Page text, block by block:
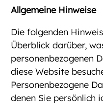
Allgemeine Hinweise
Die folgenden
Überblick darüber,
personenbezogenen
diese Website
Personenbezogene
denen Sie persönlich